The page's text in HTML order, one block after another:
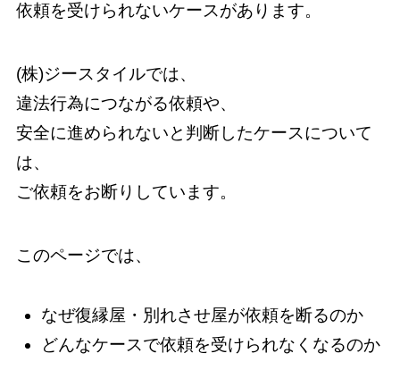
依頼を受けられないケースがあります。
(株)ジースタイルでは、
違法行為につながる依頼や、
安全に進められないと判断したケースについて
は、
ご依頼をお断りしています。
このページでは、
なぜ復縁屋・別れさせ屋が依頼を断るのか
どんなケースで依頼を受けられなくなるのか